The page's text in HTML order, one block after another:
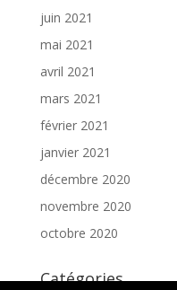
juin 2021
mai 2021
avril 2021
mars 2021
février 2021
janvier 2021
décembre 2020
novembre 2020
octobre 2020
Catégories